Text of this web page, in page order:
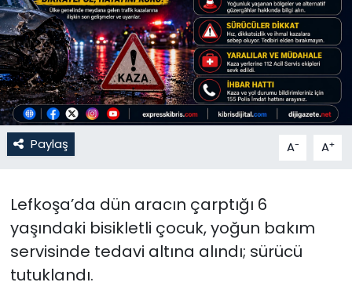
Paylaş A- A+
Lefkoşa’da dün aracın çarptığı 6
yaşındaki bisikletli çocuk, yoğun bakım
servisinde tedavi altına alındı; sürücü
tutuklandı.
Kültür Sanat
Magazin
Moda
Nöbetçi Eczaneler
Politika
SAĞLIK